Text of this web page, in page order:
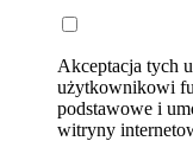
Akceptacja tych
użytkownikowi
podstawowe i
witryny